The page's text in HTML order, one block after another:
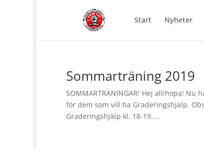
Start Nyheter
Sommarträning 2019
SOMMARTRÄNINGAR! Hej allihopa!
för dem som vill ha Graderingshjälp.
Graderingshjälp kl. 18-19....